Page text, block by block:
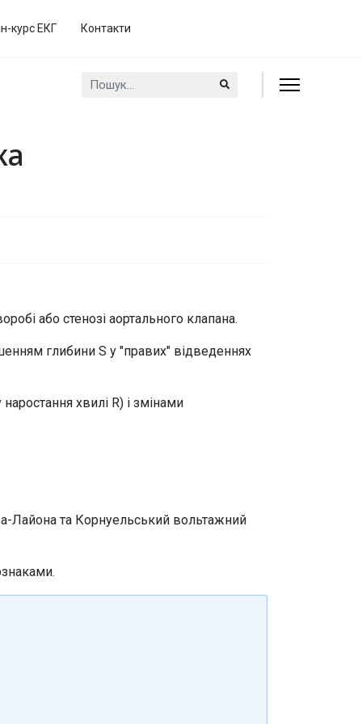
курс ЕКГ Контакти
Пошук...
або стенозі аортального клапана.
глибини S у "правих" відведеннях
хвилі R) і змінами
Лайона та Корнуельський вольтажний